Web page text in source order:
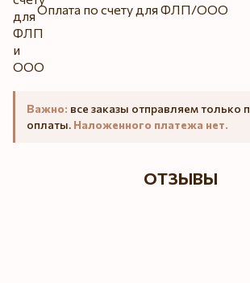
Оплата по счету для ФЛП/ООО
Важно: все заказы отправляем только
оплаты. Наложенного платежа нет.
ОТЗЫВЫ